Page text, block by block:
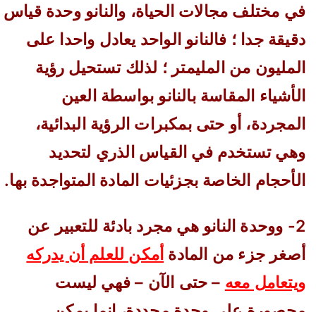
في مختلف مجالات الحياة، والنانو وحدة قياس
دقيقة جدا ؛ فالنانو الواحد يعادل واحدا على
المليون من المليمتر ؛ لذلك تستحيل رؤية
الأشياء المقاسة بالنانو بواسطة العين
المجردة، أو حتى بمكبرات الرؤية البدائية،
وهي تستخدم في القياس الذري لتحديد
الأحجام الخاصة بجزئيات المادة المتواجدة بها.
2- ووحدة النانو هي مجرد بادئة للتعبير عن
أصغر جزء من المادة أمكن للعلم أن يدركه
ويتعامل معه – حتى الآن – فهي ليست